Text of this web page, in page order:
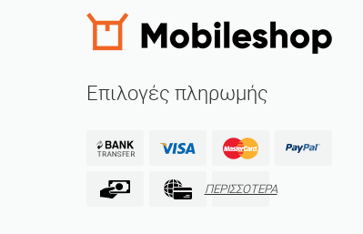
Επιλογές πληρωμής
ΠΕΡΙΣΣΟΤΕΡΑ